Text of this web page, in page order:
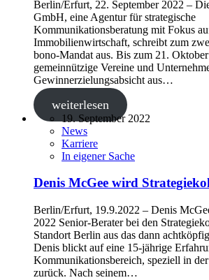
Berlin/Erfurt, 22. September 2022 ‒
GmbH, eine Agentur für strategische
Kommunikationsberatung mit Fokus
Immobilienwirtschaft, schreibt zum
bono-Mandat aus. Bis zum 21.
gemeinnützige Vereine und
Gewinnerzielungsabsicht aus…
weiterlesen
19. September 2022
News
Karriere
In eigener Sache
Denis McGee wird
Berlin/Erfurt, 19.9.2022 ‒ Denis
2022 Senior-Berater bei den
Standort Berlin aus das dann
Denis blickt auf eine 15-jährige
Kommunikationsbereich, speziell in
zurück. Nach seinem…